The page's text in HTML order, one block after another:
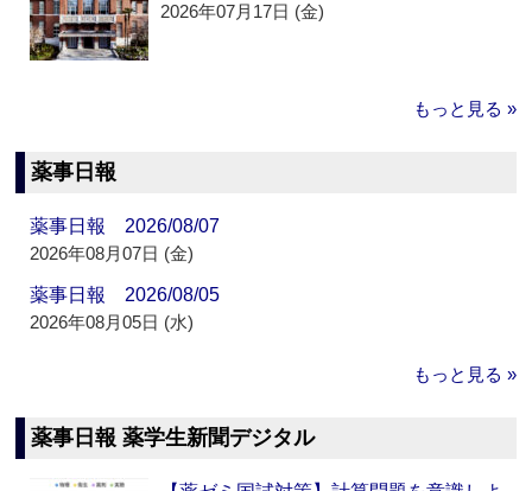
2026年07月17日 (金)
もっと見る »
薬事日報
薬事日報 2026/08/07
2026年08月07日 (金)
薬事日報 2026/08/05
2026年08月05日 (水)
もっと見る »
薬事日報 薬学生新聞デジタル